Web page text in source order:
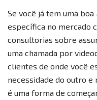
Se você já tem uma boa
específica no mercado
consultorias sobre
uma chamada por
clientes de onde você
necessidade do outro
é uma forma de